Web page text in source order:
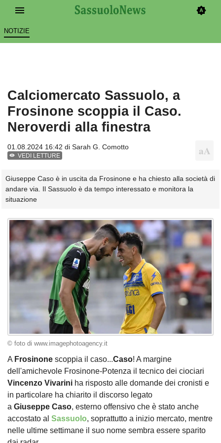
NOTIZIE
Calciomercato Sassuolo, a
Frosinone scoppia il Caso.
Neroverdi alla finestra
01.08.2024 16:42 di Sarah G. Comotto
VEDI LETTURE
Giuseppe Caso è in uscita da Frosinone e ha chiesto alla società di
andare via. Il Sassuolo è da tempo interessato e monitora la
situazione
© foto di www.imagephotoagency.it
A Frosinone scoppia il caso...Caso! A margine
dell'amichevole Frosinone-Potenza il tecnico dei ciociari
Vincenzo Vivarini ha risposto alle domande dei cronisti e
in particolare ha chiarito il discorso legato
a Giuseppe Caso, esterno offensivo che è stato anche
accostato al Sassuolo, soprattutto a inizio mercato, mentre
nelle ultime settimane il suo nome sembra essere sparito